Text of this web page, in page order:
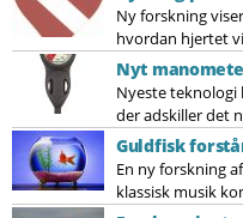
Ny forskning
hvordan hjertet
Nyt
Nyeste
der adskiller det
Guldfisk
En ny forskning
klassisk musik